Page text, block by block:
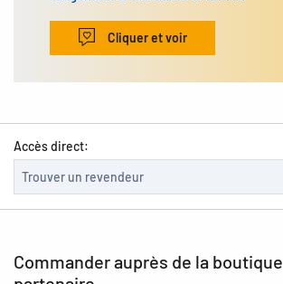
Cliquer et voir
Accès direct:
Commander auprès de la boutique